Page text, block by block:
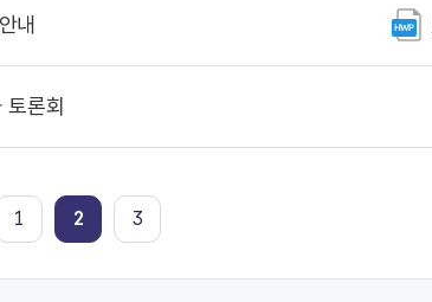
내
론회
1 2 3